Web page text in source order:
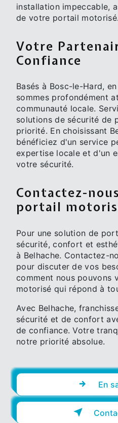
installation impeccable,
de votre portail motorisé.
Votre
Confiance
Basés à Bosc-le-Hard,
sommes profondément
communauté locale.
solutions de sécurité de
priorité. En choisissant
bénéficiez d'un service
expertise locale et d'un
votre sécurité.
Contactez-
portail
Pour une solution de
sécurité, confort et
à Belhache. Contactez-
pour discuter de vos
comment nous pouvons
motorisé qui répond à
Avec Belhache,
sécurité et de confort
de confiance. Votre
notre priorité absolue.
En